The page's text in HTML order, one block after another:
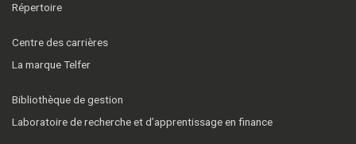
Répertoire
Centre des carrières
La marque Telfer
Bibliothèque de gestion
Laboratoire de recherche et d’apprentissage en finance